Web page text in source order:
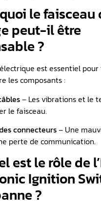
le faisceau
peut-il être
?
est essentiel
les composants :
– Les vibrations et le
le faisceau.
connecteurs– Une
perte de communication.
est le rôle de
Ignition
?